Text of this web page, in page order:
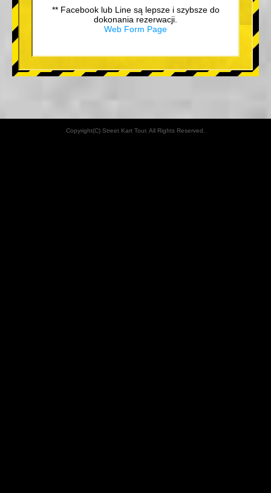
** Facebook lub Line są lepsze i szybsze do
dokonania rezerwacji.
Web Form Page
Copyright(C) Street Kart Tour. All Rights Reserved.